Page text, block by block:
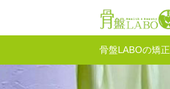
骨盤LABOの矯正